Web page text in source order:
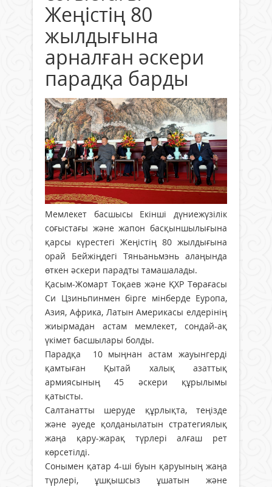
Жеңістің 80
жылдығына
арналған әскери
парадқа барды
Мемлекет басшысы Екінші дүниежүзілік
соғыстағы және жапон басқыншылығына
қарсы күрестегі Жеңістің 80 жылдығына
орай Бейжіңдегі Тяньаньмэнь алаңында
өткен әскери парадты тамашалады.
Қасым-Жомарт Тоқаев және ҚХР Төрағасы
Си Цзиньпинмен бірге мінберде Еуропа,
Азия, Африка, Латын Америкасы елдерінің
жиырмадан астам мемлекет, сондай-ақ
үкімет басшылары болды.
Парадқа 10 мыңнан астам жауынгерді
қамтыған Қытай халық азаттық
армиясының 45 әскери құрылымы
қатысты.
Салтанатты шеруде құрлықта, теңізде
және әуеде қолданылатын стратегиялық
жаңа қару-жарақ түрлері алғаш рет
көрсетілді.
Сонымен қатар 4-ші буын қаруының жаңа
түрлері, ұшқышсыз ұшатын және